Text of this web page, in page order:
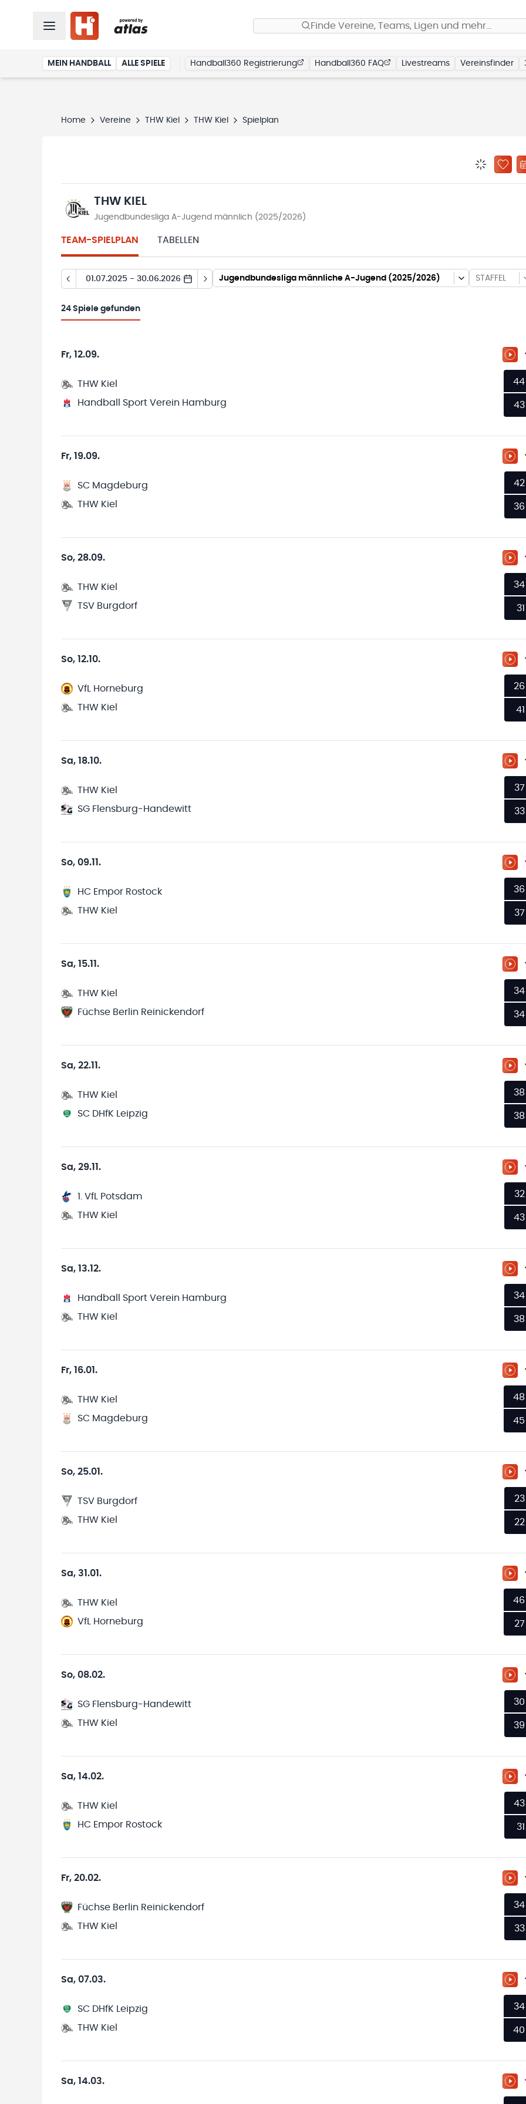
Finde Vereine, Teams, Ligen und mehr…
MEIN HANDBALL ALLE SPIELE Handball360 Registrierung Handball360 FAQ Livestreams Vereinsfinder
Home Vereine THW Kiel THW Kiel Spielplan
ZU
THW KIEL
Jugendbundesliga A-Jugend männlich (2025/2026)
TEAM-SPIELPLAN TABELLEN
01.07.2025 - 30.06.2026 Jugendbundesliga männliche A-Jugend (2025/2026) STAFFEL
24 Spiele gefunden
Fr, 12.09.
THW Kiel
Handball Sport Verein Hamburg
44
43
Fr, 19.09.
SC Magdeburg
THW Kiel
42
36
So, 28.09.
THW Kiel
TSV Burgdorf
34
31
So, 12.10.
VfL Horneburg
THW Kiel
26
41
Sa, 18.10.
THW Kiel
SG Flensburg-Handewitt
37
33
So, 09.11.
HC Empor Rostock
THW Kiel
36
37
Sa, 15.11.
THW Kiel
Füchse Berlin Reinickendorf
34
34
Sa, 22.11.
THW Kiel
SC DHfK Leipzig
38
38
Sa, 29.11.
1. VfL Potsdam
THW Kiel
32
43
Sa, 13.12.
Handball Sport Verein Hamburg
THW Kiel
34
38
Fr, 16.01.
THW Kiel
SC Magdeburg
48
45
So, 25.01.
TSV Burgdorf
THW Kiel
23
22
Sa, 31.01.
THW Kiel
VfL Horneburg
46
27
So, 08.02.
SG Flensburg-Handewitt
THW Kiel
30
39
Sa, 14.02.
THW Kiel
HC Empor Rostock
43
31
Fr, 20.02.
Füchse Berlin Reinickendorf
THW Kiel
34
33
Sa, 07.03.
SC DHfK Leipzig
THW Kiel
34
40
Sa, 14.03.